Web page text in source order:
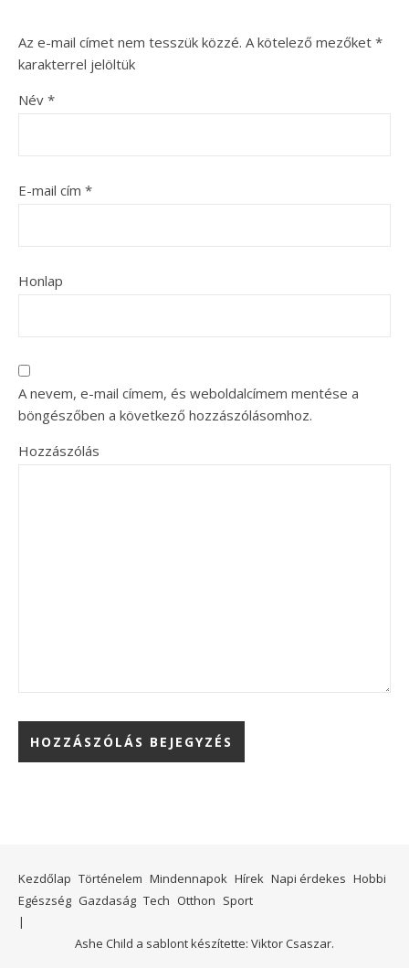
Az e-mail címet nem tesszük közzé. A kötelező mezőket *
karakterrel jelöltük
Név *
E-mail cím *
Honlap
A nevem, e-mail címem, és weboldalcímem mentése a
böngészőben a következő hozzászólásomhoz.
Hozzászólás
Kezdőlap Történelem Mindennapok Hírek Napi érdekes Hobbi
Egészség Gazdaság Tech Otthon Sport
Ashe Child a sablont készítette: Viktor Csaszar.